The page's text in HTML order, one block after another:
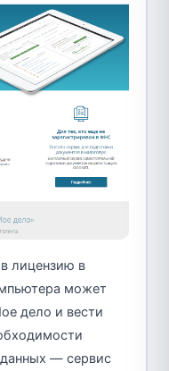
лицензию в
может
дело и вести
— сервис